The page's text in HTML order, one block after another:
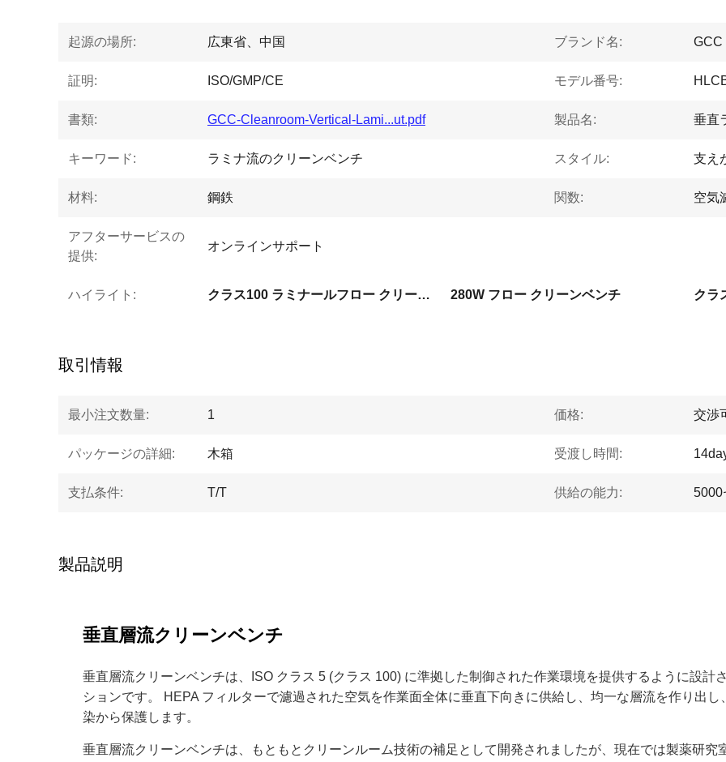
起源の場所: 広東省、中国 ブランド名: GCC
証明: ISO/GMP/CE モデル番号:
書類: GCC-Cleanroom-Vertical-Lami...ut.pdf 製品名: 垂直
キーワード: ラミナ流のクリーンベンチ スタイル: 支え
材料: 鋼鉄 関数: 空気
アフターサービスの
提供:
オンラインサポート
ハイライト: クラス100 ラミナールフロー クリーンベンチ 280W フロー クリーンベンチ
取引情報
最小注文数量: 1 価格: 交渉
パッケージの詳細: 木箱 受渡し時間:
支払条件: T/T 供給の能力: 5000
製品説明
垂直層流クリーンベンチ
垂直層流クリーンベンチは、ISO クラス 5 (クラス 100) に準拠した制御された作業環境を提供するように設計
ションです。 HEPA フィルターで濾過された空気を作業面全体に垂直下向きに供給し、均一な層流を作り出
染から保護します。
垂直層流クリーンベンチは、もともとクリーンルーム技術の補足として開発されましたが、現在では製薬研究